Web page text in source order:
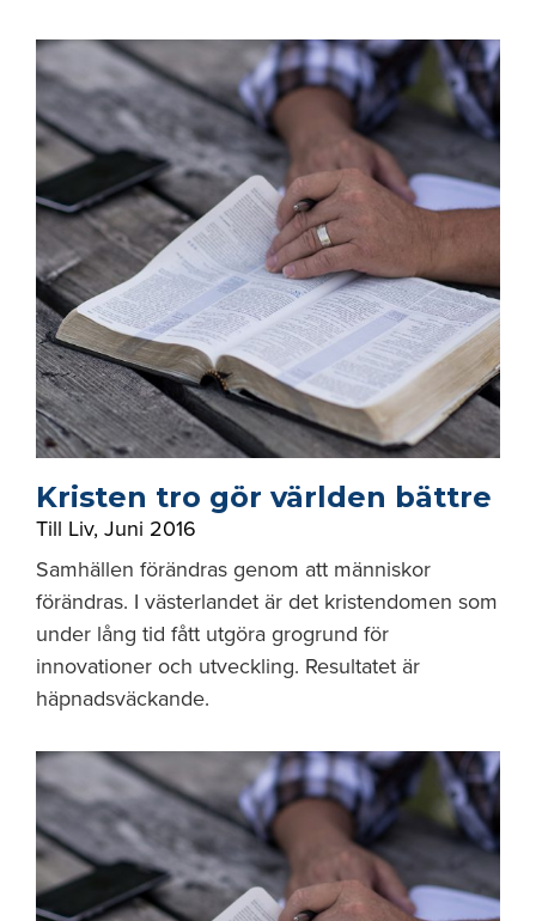
Kristen tro gör världen bättre
Till Liv, Juni 2016
Samhällen förändras genom att människor
förändras. I västerlandet är det kristendomen som
under lång tid fått utgöra grogrund för
innovationer och utveckling. Resultatet är
häpnadsväckande.